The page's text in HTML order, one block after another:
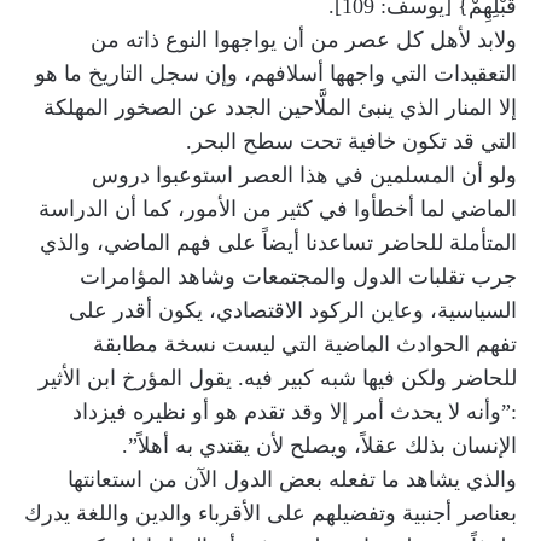
قَبْلِهِمْ} [يوسف: 109].
ولابد لأهل كل عصر من أن يواجهوا النوع ذاته من
التعقيدات التي واجهها أسلافهم، وإن سجل التاريخ ما هو
إلا المنار الذي ينبئ الملَّاحين الجدد عن الصخور المهلكة
التي قد تكون خافية تحت سطح البحر.
ولو أن المسلمين في هذا العصر استوعبوا دروس
الماضي لما أخطأوا في كثير من الأمور، كما أن الدراسة
المتأملة للحاضر تساعدنا أيضاً على فهم الماضي، والذي
جرب تقلبات الدول والمجتمعات وشاهد المؤامرات
السياسية، وعاين الركود الاقتصادي، يكون أقدر على
تفهم الحوادث الماضية التي ليست نسخة مطابقة
للحاضر ولكن فيها شبه كبير فيه. يقول المؤرخ ابن الأثير
:”وأنه لا يحدث أمر إلا وقد تقدم هو أو نظيره فيزداد
الإنسان بذلك عقلاً، ويصلح لأن يقتدي به أهلاً”.
والذي يشاهد ما تفعله بعض الدول الآن من استعانتها
بعناصر أجنبية وتفضيلهم على الأقرباء والدين واللغة يدرك